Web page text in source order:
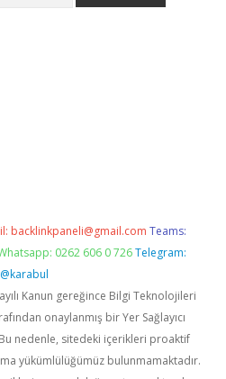
backlinkpaneli@gmail.com Teams:
0262 606 0 726 Telegram:
@karabul
Kanun gereğince Bilgi Teknolojileri
onaylanmış bir Yer Sağlayıcı
nedenle, sitedeki içerikleri proaktif
yükümlülüğümüz bulunmamaktadır.